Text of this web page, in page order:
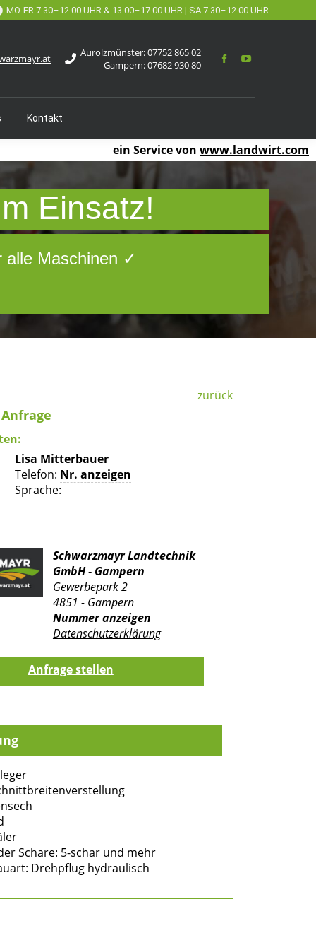
MO-FR 7.30–12.00 UHR & 13.00–17.00 UHR | SA 7.30–12.00 UHR
Aurolzmünster:07752 865 02
Gampern:07682 930 80
Kontakt
Einsatz!
Maschinen ✓
zurück
Lisa Mitterbauer
Telefon: Nr. anzeigen
Sprache:
Schwarzmayr Landtechnik
GmbH - Gampern
Gewerbepark 2
4851 - Gampern
Nummer anzeigen
Datenschutzerklärung
Schare: 5-schar und mehr
Drehpflug hydraulisch
ein Service von www.landwirt.com